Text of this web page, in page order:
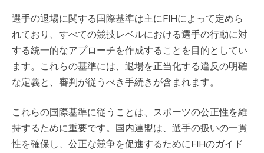
選手の退場に関する国際基準は主にFIHによって定めら
れており、すべての競技レベルにおける選手の行動に対
する統一的なアプローチを作成することを目的としてい
ます。これらの基準には、退場を正当化する違反の明確
な定義と、審判が従うべき手続きが含まれます。
これらの国際基準に従うことは、スポーツの公正性を維
持するために重要です。国内連盟は、選手の扱いの一貫
性を確保し、公正な競争を促進するためにFIHのガイド